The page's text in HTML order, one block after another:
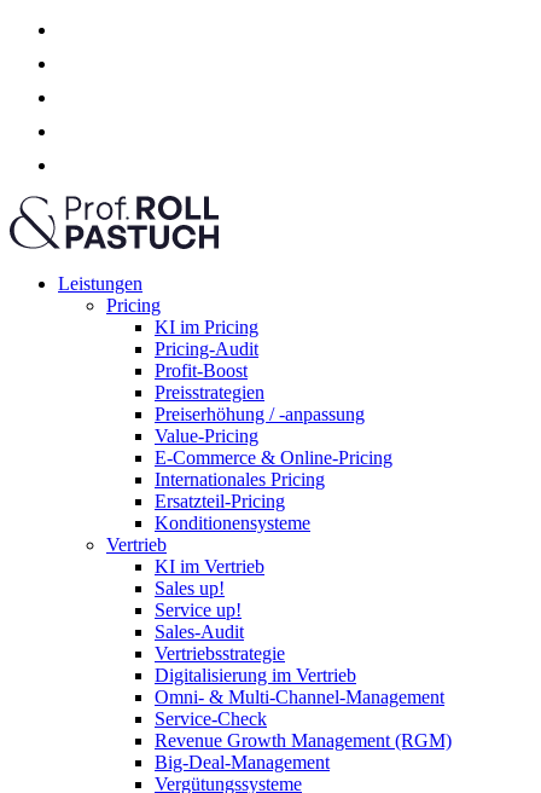
Leistungen
Pricing
KI im Pricing
Pricing-Audit
Profit-Boost
Preisstrategien
Preiserhöhung / -anpassung
Value-Pricing
E-Commerce & Online-Pricing
Internationales Pricing
Ersatzteil-Pricing
Konditionensysteme
Vertrieb
KI im Vertrieb
Sales up!
Service up!
Sales-Audit
Vertriebsstrategie
Digitalisierung im Vertrieb
Omni- & Multi-Channel-Management
Service-Check
Revenue Growth Management (RGM)
Big-Deal-Management
Vergütungssysteme